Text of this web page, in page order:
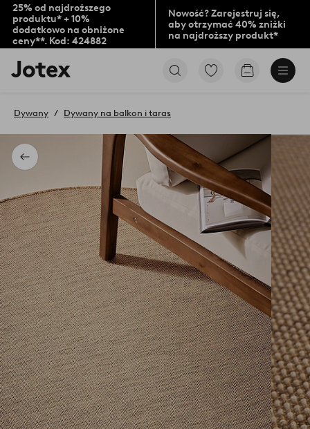
25% od najdroższego
produktu* + 10%
dodatkowo na obniżone
ceny**. Kod: 424882
Nowość? Zarejestruj się,
aby otrzymać 40% zniżki
na najdroższy produkt*
Logo
Jotex
na
stronę
PrzejdźPrzejdź
Powrót
Dywany Dywany na balkon i taras